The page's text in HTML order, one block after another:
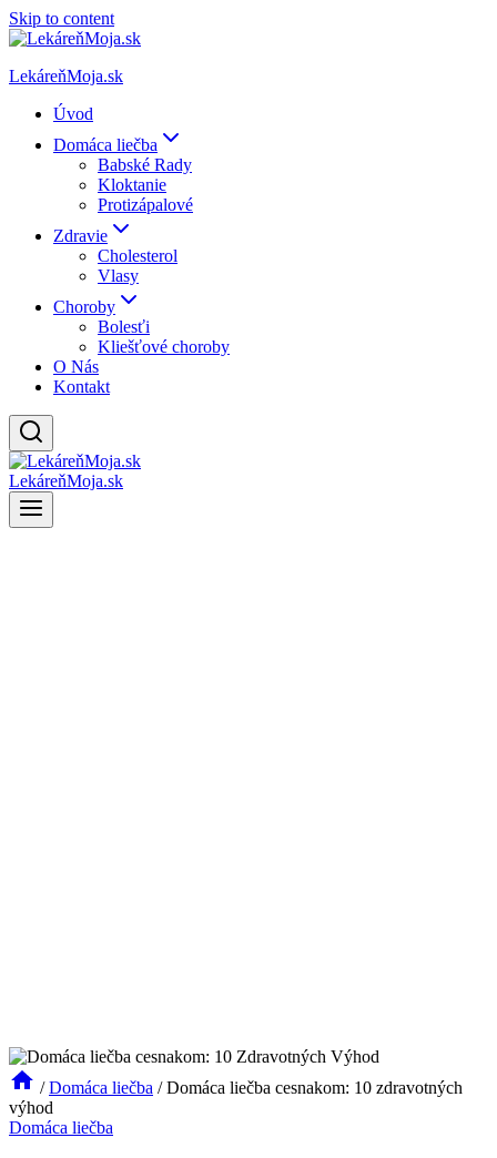
Skip to content
LekáreňMoja.sk
Úvod
Domáca liečba
Babské Rady
Kloktanie
Protizápalové
Zdravie
Cholesterol
Vlasy
Choroby
Bolesťi
Kliešťové choroby
O Nás
Kontakt
LekáreňMoja.sk
/ Domáca liečba / Domáca liečba cesnakom: 10 zdravotných
výhod
Domáca liečba